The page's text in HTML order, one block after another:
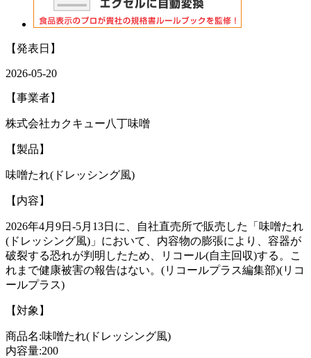
【発表日】
2026-05-20
【事業者】
株式会社カクキュー八丁味噌
【製品】
味噌たれ(ドレッシング風)
【内容】
2026年4月9日-5月13日に、自社直売所で販売した「味噌たれ
(ドレッシング風)」において、内容物の膨張により、容器が
破裂する恐れが判明したため、リコール(自主回収)する。こ
れまで健康被害の報告はない。(リコールプラス編集部)(リコ
ールプラス)
【対象】
商品名:味噌たれ(ドレッシング風)
内容量:200